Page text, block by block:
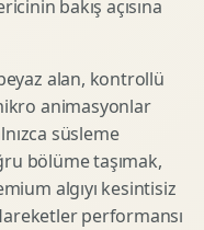
bakış açısına
alan, kontrollü
animasyonlar
süsleme
bölüme taşımak,
algıyı kesintisiz
performansı